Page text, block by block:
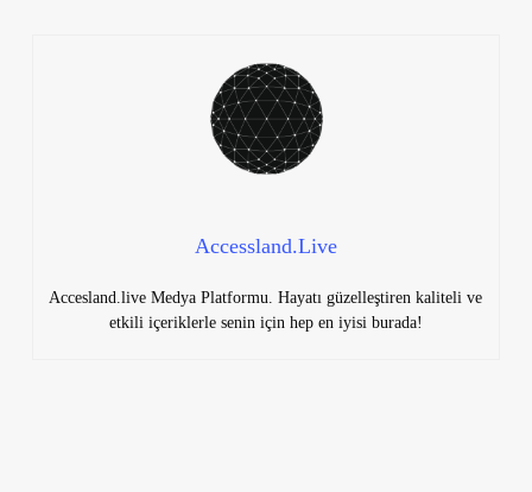
Accessland.Live
Accesland.live Medya Platformu. Hayatı güzelleştiren kaliteli ve
etkili içeriklerle senin için hep en iyisi burada!